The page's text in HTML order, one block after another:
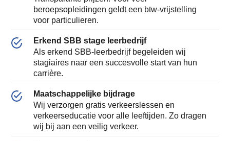
beroepsopleidingen geldt een btw-vrijstelling
voor particulieren.
Erkend SBB stage leerbedrijf
Als erkend SBB-leerbedrijf begeleiden wij
stagiaires naar een succesvolle start van hun
carrière.
Maatschappelijke bijdrage
Wij verzorgen gratis verkeerslessen en
verkeerseducatie voor alle leeftijden. Zo dragen
wij bij aan een veilig verkeer.